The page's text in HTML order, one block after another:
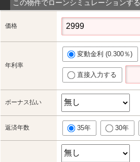
この物件でローンシミュレーションする
価格
年利率
変動金利 (0.300％)
直接入力する
ボーナス払い
返済年数 35年 30年